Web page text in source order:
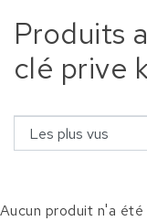
Produits
clé prive
Aucun produit n'a été